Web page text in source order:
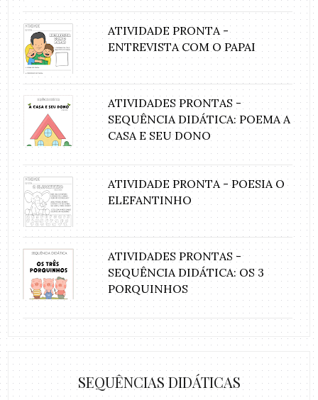
ATIVIDADE PRONTA -
ENTREVISTA COM O PAPAI
ATIVIDADES PRONTAS -
SEQUÊNCIA DIDÁTICA: POEMA A
CASA E SEU DONO
ATIVIDADE PRONTA - POESIA O
ELEFANTINHO
ATIVIDADES PRONTAS -
SEQUÊNCIA DIDÁTICA: OS 3
PORQUINHOS
SEQUÊNCIAS DIDÁTICAS